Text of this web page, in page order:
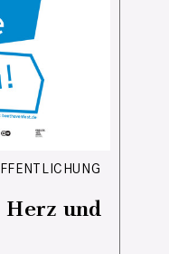
und